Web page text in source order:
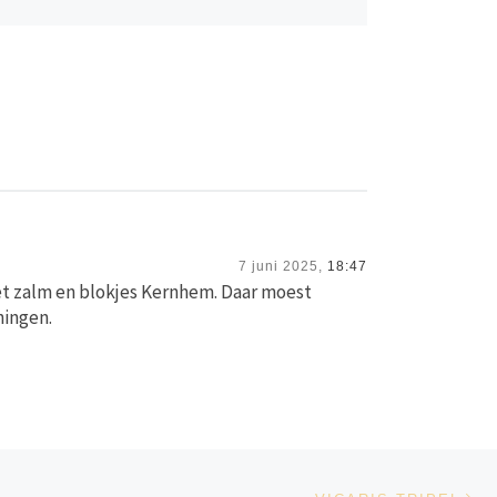
7 juni 2025, 18:47
en blokjes Kernhem. Daar moest